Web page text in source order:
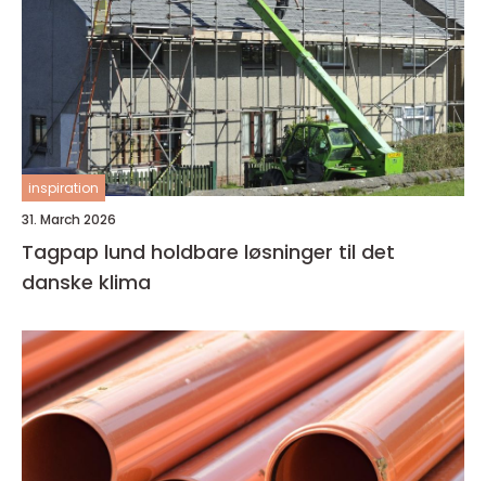
inspiration
31. March 2026
Tagpap lund holdbare løsninger til det
danske klima